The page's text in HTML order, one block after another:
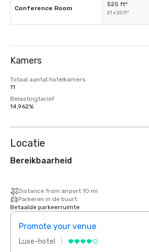
Conference Room
525 ft²
21 x 25 ft²
Kamers
Totaal aantal hotelkamers
11
Belastingtarief
14,962%
Locatie
Bereikbaarheid
Distance from airport 10 mi
Parkeren in de buurt
Betaalde parkeerruimte
Promote your venue
Luxe-hotel